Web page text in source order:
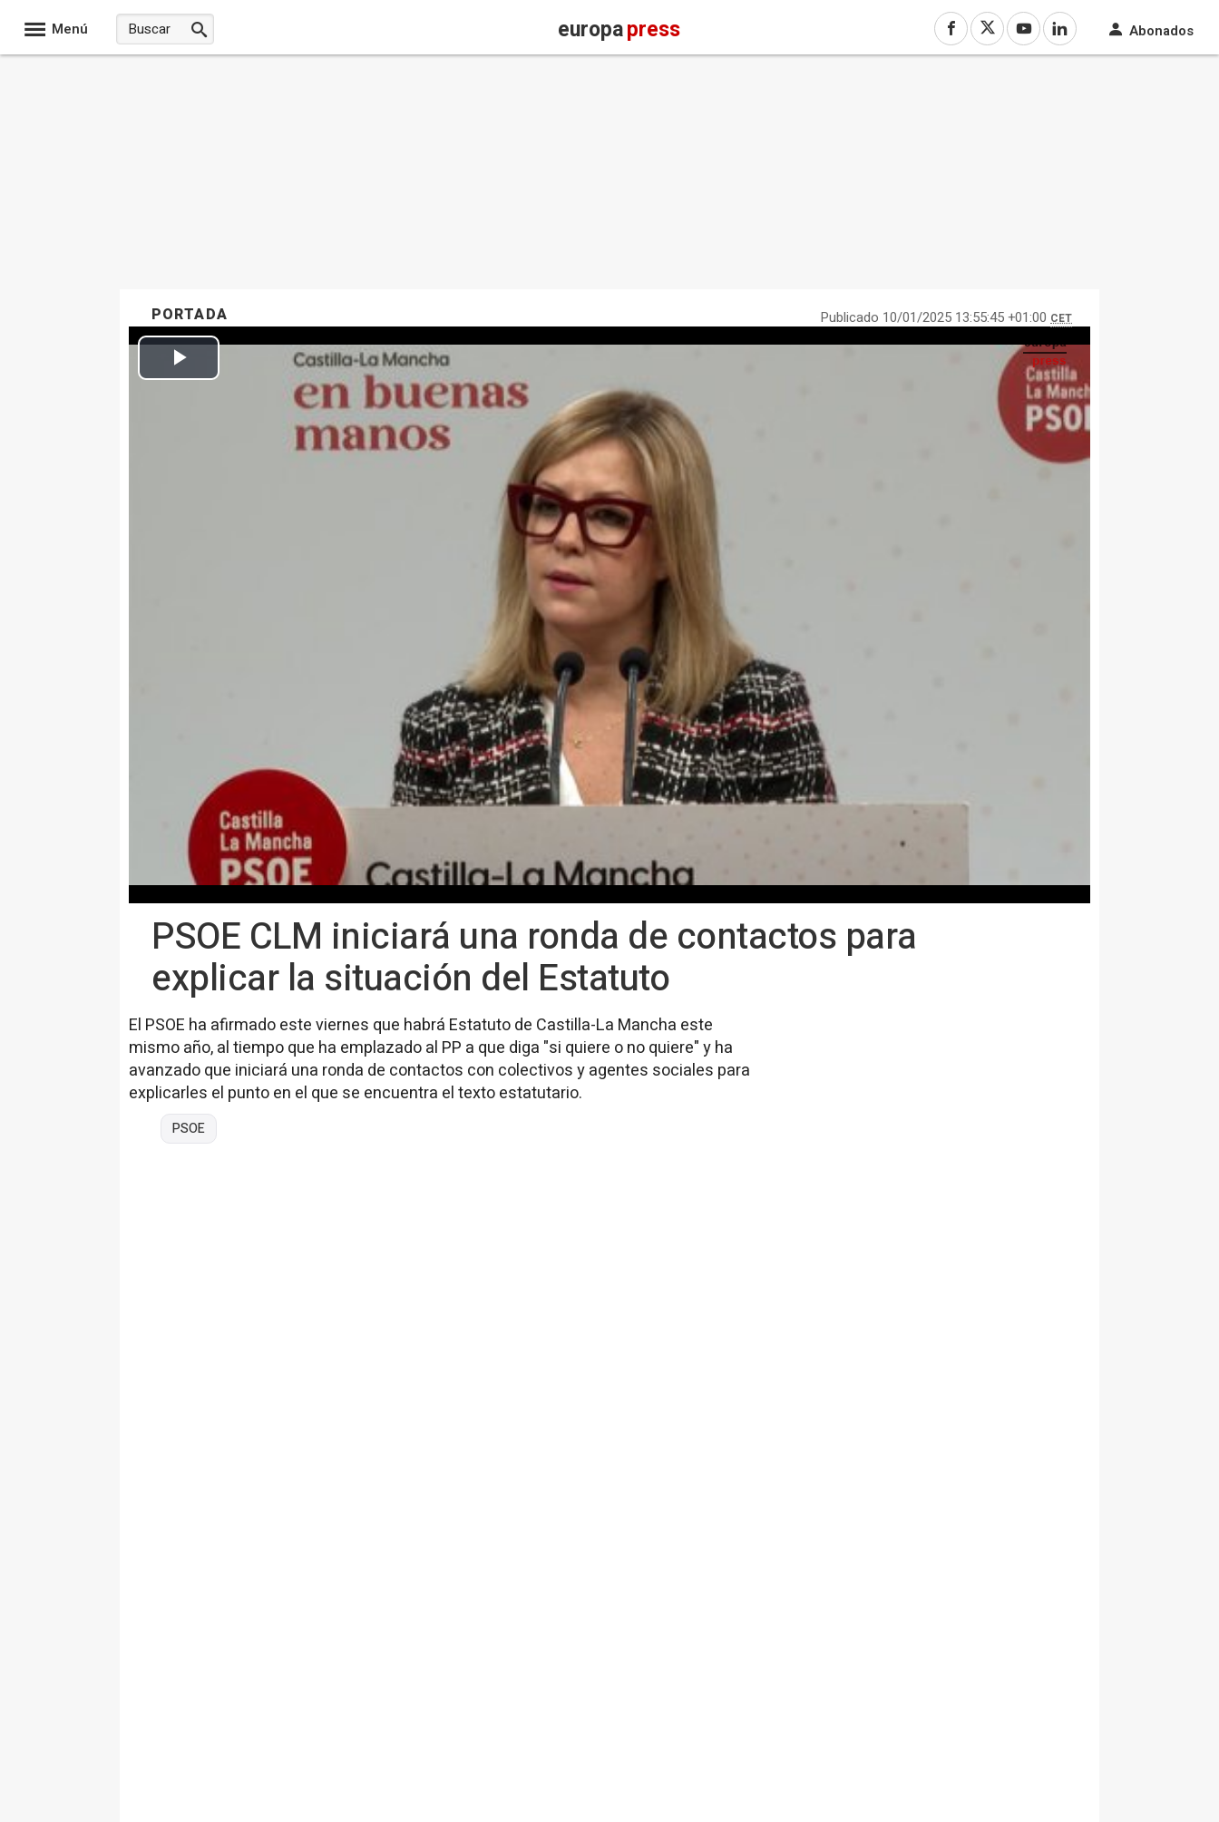
Menú europapress Abonados
PORTADA Publicado 10/01/2025 13:55:45 +01:00 CET
PSOE CLM iniciará una ronda de contactos para
explicar la situación del Estatuto
El PSOE ha afirmado este viernes que habrá Estatuto de Castilla-La Mancha este
mismo año, al tiempo que ha emplazado al PP a que diga "si quiere o no quiere" y ha
avanzado que iniciará una ronda de contactos con colectivos y agentes sociales para
explicarles el punto en el que se encuentra el texto estatutario.
PSOE